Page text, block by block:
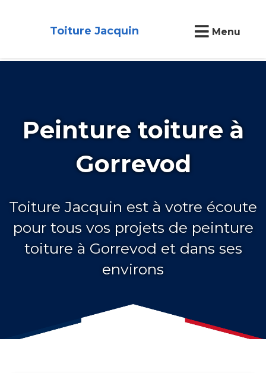
Toiture Jacquin Menu
Peinture toiture à
Gorrevod
Toiture Jacquin est à votre écoute
pour tous vos projets de peinture
toiture à Gorrevod et dans ses
environs